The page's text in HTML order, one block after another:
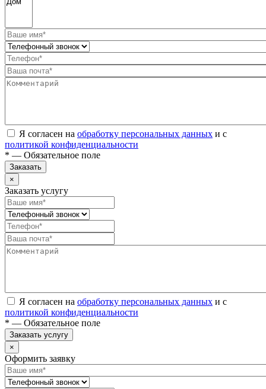
Я согласен на обработку персональных данных и с
политикой конфиденциальности
* — Обязательное поле
Заказать
×
Заказать услугу
Я согласен на обработку персональных данных и с
политикой конфиденциальности
* — Обязательное поле
Заказать услугу
×
Оформить заявку